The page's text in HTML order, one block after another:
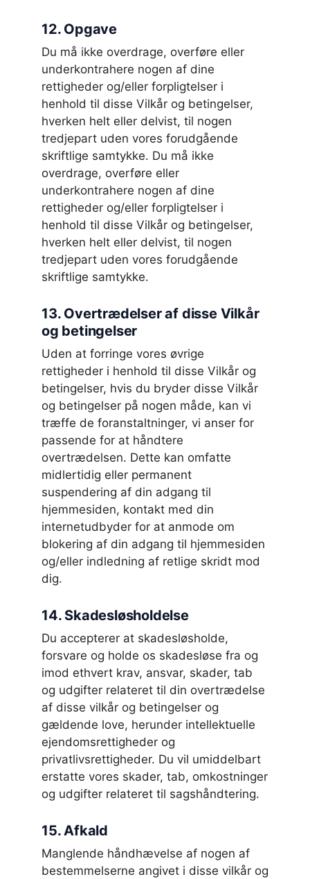
12. Opgave
Du må ikke overdrage, overføre eller
underkontrahere nogen af dine
rettigheder og/eller forpligtelser i
henhold til disse Vilkår og betingelser,
hverken helt eller delvist, til nogen
tredjepart uden vores forudgående
skriftlige samtykke. Du må ikke
overdrage, overføre eller
underkontrahere nogen af dine
rettigheder og/eller forpligtelser i
henhold til disse Vilkår og betingelser,
hverken helt eller delvist, til nogen
tredjepart uden vores forudgående
skriftlige samtykke.
13. Overtrædelser af disse Vilkår
og betingelser
Uden at forringe vores øvrige
rettigheder i henhold til disse Vilkår og
betingelser, hvis du bryder disse Vilkår
og betingelser på nogen måde, kan vi
træffe de foranstaltninger, vi anser for
passende for at håndtere
overtrædelsen. Dette kan omfatte
midlertidig eller permanent
suspendering af din adgang til
hjemmesiden, kontakt med din
internetudbyder for at anmode om
blokering af din adgang til hjemmesiden
og/eller indledning af retlige skridt mod
dig.
14. Skadesløsholdelse
Du accepterer at skadesløsholde,
forsvare og holde os skadesløse fra og
imod ethvert krav, ansvar, skader, tab
og udgifter relateret til din overtrædelse
af disse vilkår og betingelser og
gældende love, herunder intellektuelle
ejendomsrettigheder og
privatlivsrettigheder. Du vil umiddelbart
erstatte vores skader, tab, omkostninger
og udgifter relateret til sagshåndtering.
15. Afkald
Manglende håndhævelse af nogen af
bestemmelserne angivet i disse vilkår og